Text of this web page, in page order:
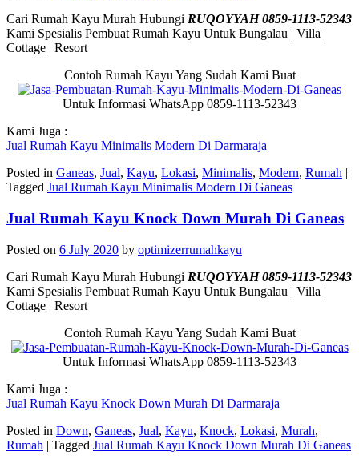
Cari Rumah Kayu Murah Hubungi RUQOYYAH 0859-1113-52343
Kami Spesialis Pembuat Rumah Kayu Untuk Bungalau | Villa |
Cottage | Resort
Contoh Rumah Kayu Yang Sudah Kami Buat
Untuk Informasi WhatsApp 0859-1113-52343
Kami Juga :
Jual Rumah Kayu Minimalis Modern Di Darmaraja
Posted in Ganeas, Jual, Kayu, Lokasi, Minimalis, Modern, Rumah |
Tagged Jual Rumah Kayu Minimalis Modern Di Ganeas
Jual Rumah Kayu Knock Down Murah Di Ganeas
Posted on 6 July 2020 by optimizerrumahkayu
Cari Rumah Kayu Murah Hubungi RUQOYYAH 0859-1113-52343
Kami Spesialis Pembuat Rumah Kayu Untuk Bungalau | Villa |
Cottage | Resort
Contoh Rumah Kayu Yang Sudah Kami Buat
Untuk Informasi WhatsApp 0859-1113-52343
Kami Juga :
Jual Rumah Kayu Knock Down Murah Di Darmaraja
Posted in Down, Ganeas, Jual, Kayu, Knock, Lokasi, Murah,
Rumah | Tagged Jual Rumah Kayu Knock Down Murah Di Ganeas